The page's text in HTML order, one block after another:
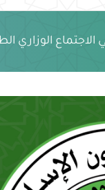
الوزاري